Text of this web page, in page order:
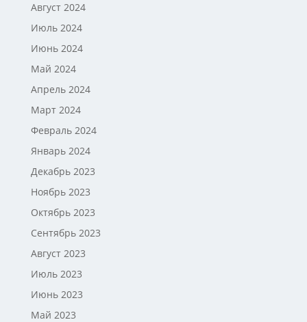
Август 2024
Июль 2024
Июнь 2024
Май 2024
Апрель 2024
Март 2024
Февраль 2024
Январь 2024
Декабрь 2023
Ноябрь 2023
Октябрь 2023
Сентябрь 2023
Август 2023
Июль 2023
Июнь 2023
Май 2023